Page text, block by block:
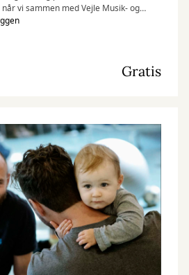
vi sammen med Vejle Musik- og
sjove og inspirerende musikalske
Bryggen.
Gratis